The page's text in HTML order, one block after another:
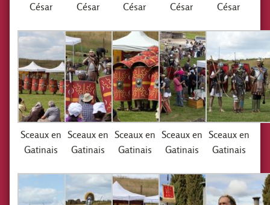
César
César
César
César
César
Sceaux en
Gatinais
Sceaux en
Gatinais
Sceaux en
Gatinais
Sceaux en
Gatinais
Sceaux en
Gatinais